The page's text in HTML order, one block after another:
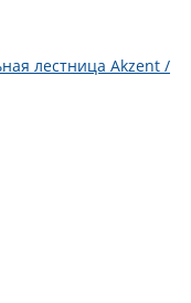
лестница Akzent /